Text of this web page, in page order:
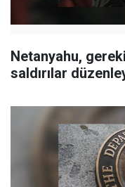
Netanyahu,
saldırılar